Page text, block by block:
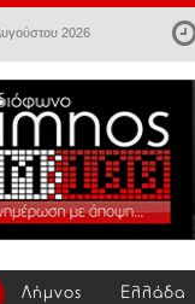
2026
Λήμνος Ελλάδα